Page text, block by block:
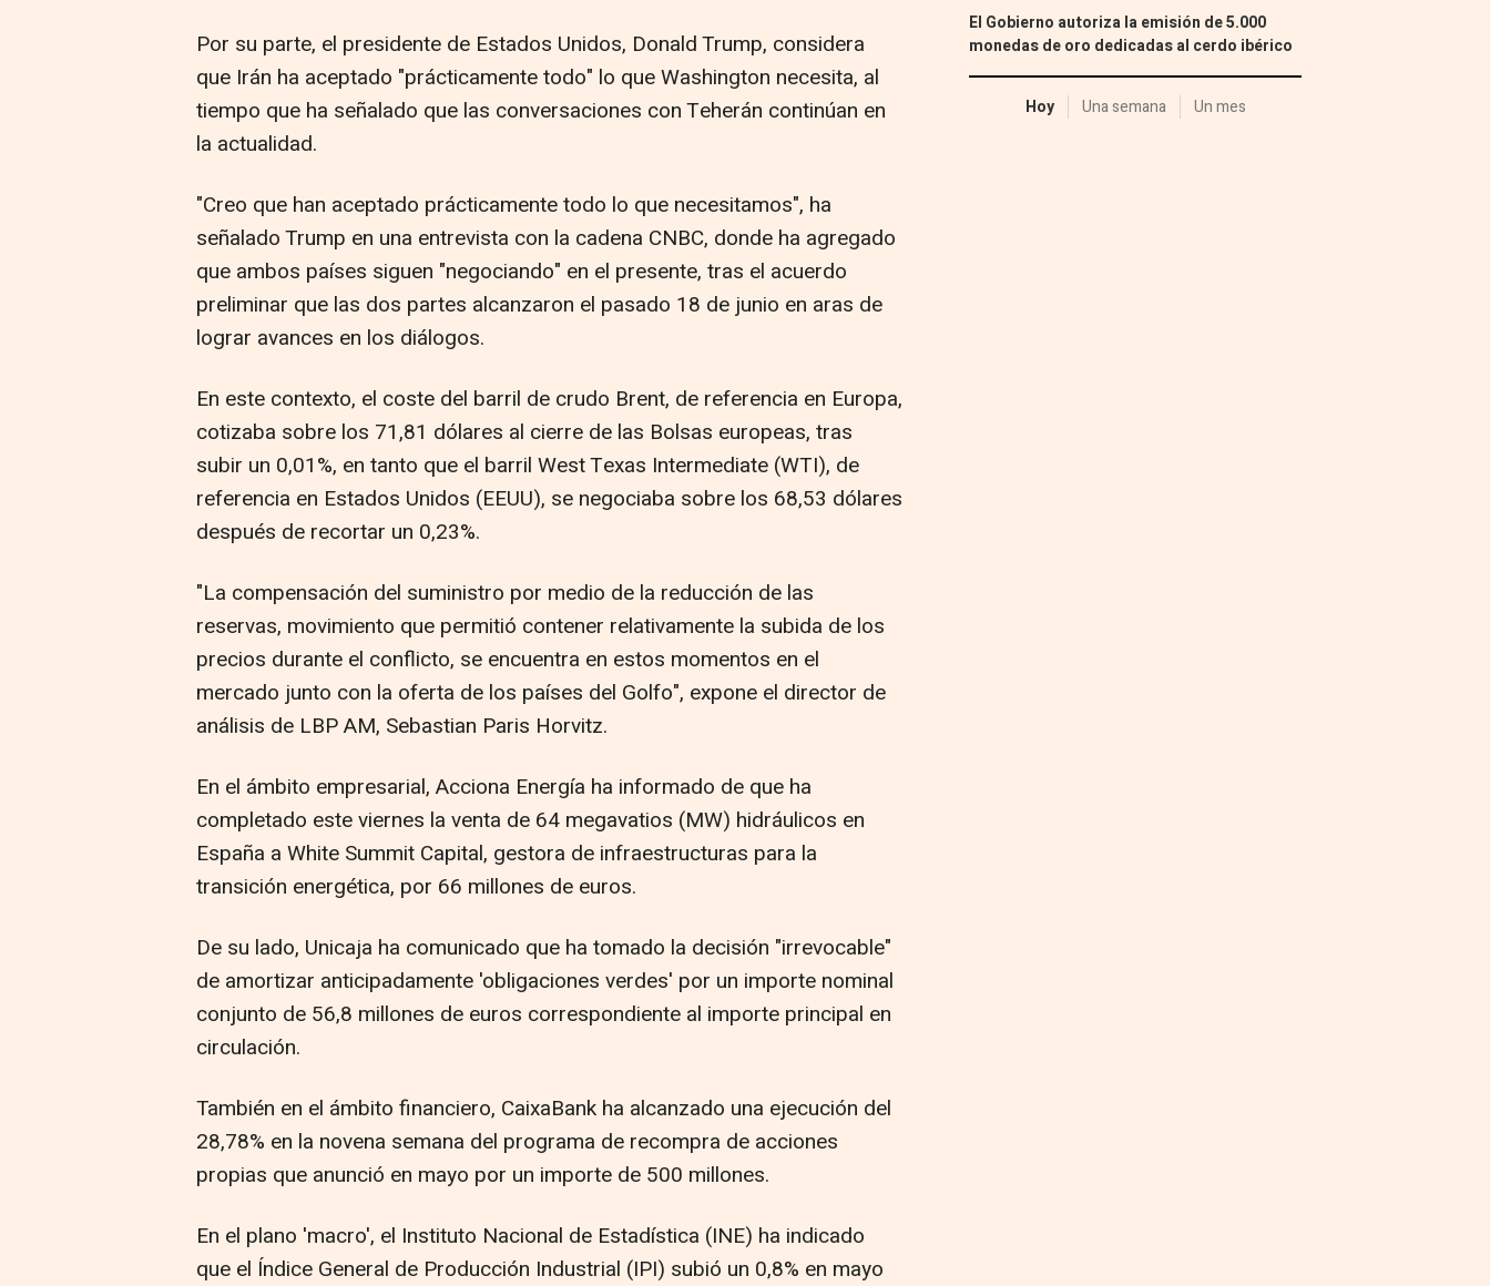
Por su parte, el presidente de Estados Unidos, Donald Trump, considera
que Irán ha aceptado "prácticamente todo" lo que Washington necesita, al
tiempo que ha señalado que las conversaciones con Teherán continúan en
la actualidad.
"Creo que han aceptado prácticamente todo lo que necesitamos", ha
señalado Trump en una entrevista con la cadena CNBC, donde ha agregado
que ambos países siguen "negociando" en el presente, tras el acuerdo
preliminar que las dos partes alcanzaron el pasado 18 de junio en aras de
lograr avances en los diálogos.
En este contexto, el coste del barril de crudo Brent, de referencia en Europa,
cotizaba sobre los 71,81 dólares al cierre de las Bolsas europeas, tras
subir un 0,01%, en tanto que el barril West Texas Intermediate (WTI), de
referencia en Estados Unidos (EEUU), se negociaba sobre los 68,53 dólares
después de recortar un 0,23%.
"La compensación del suministro por medio de la reducción de las
reservas, movimiento que permitió contener relativamente la subida de los
precios durante el conflicto, se encuentra en estos momentos en el
mercado junto con la oferta de los países del Golfo", expone el director de
análisis de LBP AM, Sebastian Paris Horvitz.
En el ámbito empresarial, Acciona Energía ha informado de que ha
completado este viernes la venta de 64 megavatios (MW) hidráulicos en
España a White Summit Capital, gestora de infraestructuras para la
transición energética, por 66 millones de euros.
De su lado, Unicaja ha comunicado que ha tomado la decisión "irrevocable"
de amortizar anticipadamente 'obligaciones verdes' por un importe nominal
conjunto de 56,8 millones de euros correspondiente al importe principal en
circulación.
También en el ámbito financiero, CaixaBank ha alcanzado una ejecución del
28,78% en la novena semana del programa de recompra de acciones
propias que anunció en mayo por un importe de 500 millones.
En el plano 'macro', el Instituto Nacional de Estadística (INE) ha indicado
que el Índice General de Producción Industrial (IPI) subió un 0,8% en mayo
El Gobierno autoriza la emisión de 5.000
monedas de oro dedicadas al cerdo ibérico
Hoy Una semana Un mes